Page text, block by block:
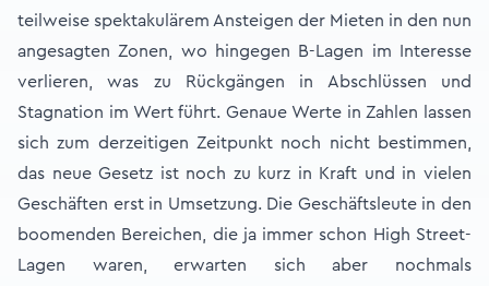
teilweise spektakulärem Ansteigen der Mieten in den nun
angesagten Zonen, wo hingegen B-Lagen im Interesse
verlieren, was zu Rückgängen in Abschlüssen und
Stagnation im Wert führt. Genaue Werte in Zahlen lassen
sich zum derzeitigen Zeitpunkt noch nicht bestimmen,
das neue Gesetz ist noch zu kurz in Kraft und in vielen
Geschäften erst in Umsetzung. Die Geschäftsleute in den
boomenden Bereichen, die ja immer schon High Street-
Lagen waren, erwarten sich aber nochmals